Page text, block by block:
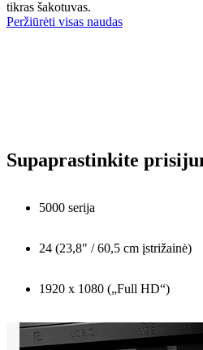
tikras šakotuvas.
Peržiūrėti visas naudas
Supaprastinkite
5000 serija
24 (23,8" / 60,5 cm įstrižainė)
1920 x 1080 („Full HD“)